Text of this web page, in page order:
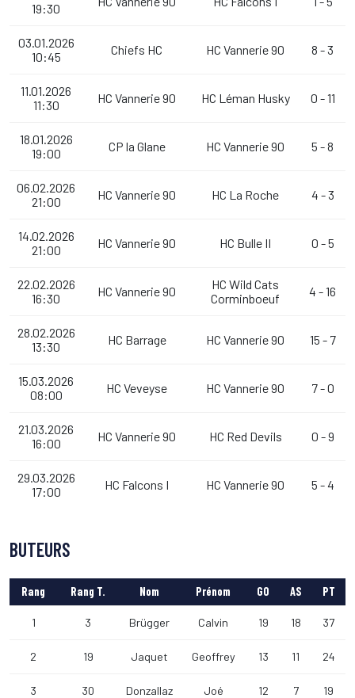
19:30
03.01.2026
10:45
Chiefs HC HC Vannerie 90 8 - 3
11.01.2026
11:30
HC Vannerie 90 HC Léman Husky 0 - 11
18.01.2026
19:00
CP la Glane HC Vannerie 90 5 - 8
06.02.2026
21:00
HC Vannerie 90 HC La Roche 4 - 3
14.02.2026
21:00
HC Vannerie 90 HC Bulle II 0 - 5
22.02.2026
16:30
HC Vannerie 90
HC Wild Cats
Corminboeuf
4 - 16
28.02.2026
13:30
HC Barrage HC Vannerie 90 15 - 7
15.03.2026
08:00
HC Veveyse HC Vannerie 90 7 - 0
21.03.2026
16:00
HC Vannerie 90 HC Red Devils 0 - 9
29.03.2026
17:00
HC Falcons I HC Vannerie 90 5 - 4
BUTEURS
Rang Rang T. Nom Prénom GO AS PT
1 3 Brügger Calvin 19 18 37
2 19 Jaquet Geoffrey 13 11 24
3 30 Donzallaz Joé 12 7 19